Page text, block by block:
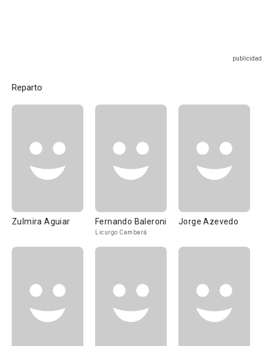
Reparto
Zulmira Aguiar Fernando Baleroni
Licurgo Cambará
Jorge Azevedo